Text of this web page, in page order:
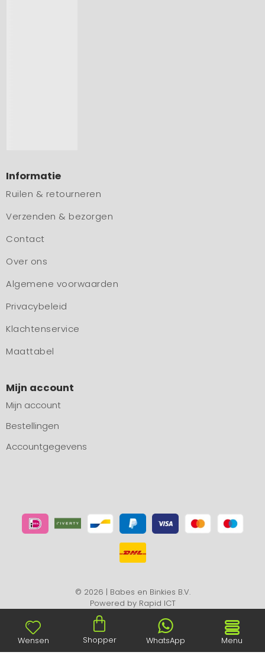
Informatie
Ruilen & retourneren
Verzenden & bezorgen
Contact
Over ons
Algemene voorwaarden
Privacybeleid
Klachtenservice
Maattabel
Mijn account
Mijn account
Bestellingen
Accountgegevens
© 2026 | Babes en Binkies B.V.
Powered by Rapid ICT
Wensen Shopper WhatsApp Menu